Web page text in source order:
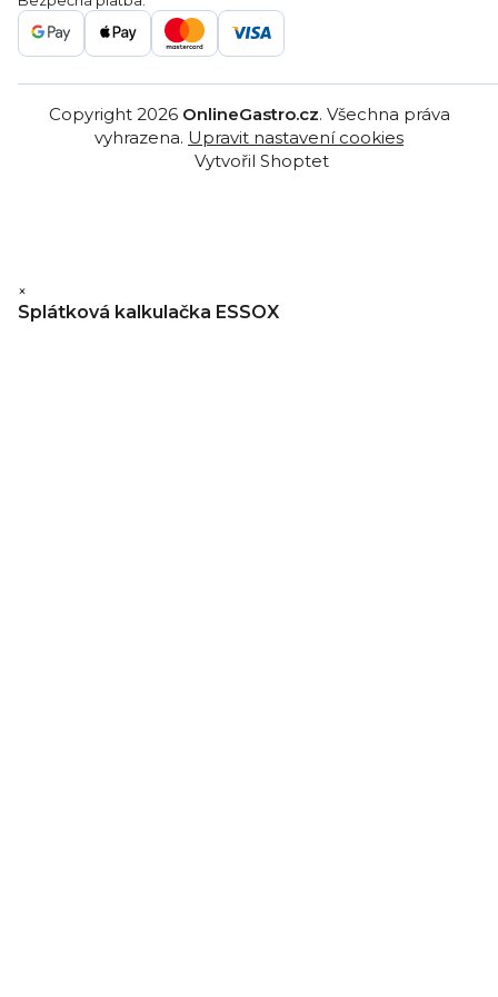
Gastro velkoobchod
Vytvořil Shoptet
Copyright 2026 OnlineGastro.cz. Všechna práva
vyhrazena. Upravit nastavení cookies
×
Splátková kalkulačka ESSOX